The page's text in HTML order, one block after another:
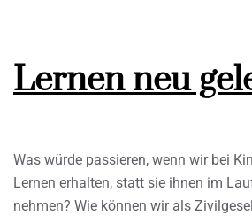
Lernen neu
Was würde passieren, wenn wir bei
Lernen erhalten, statt sie ihnen im
nehmen? Wie können wir als